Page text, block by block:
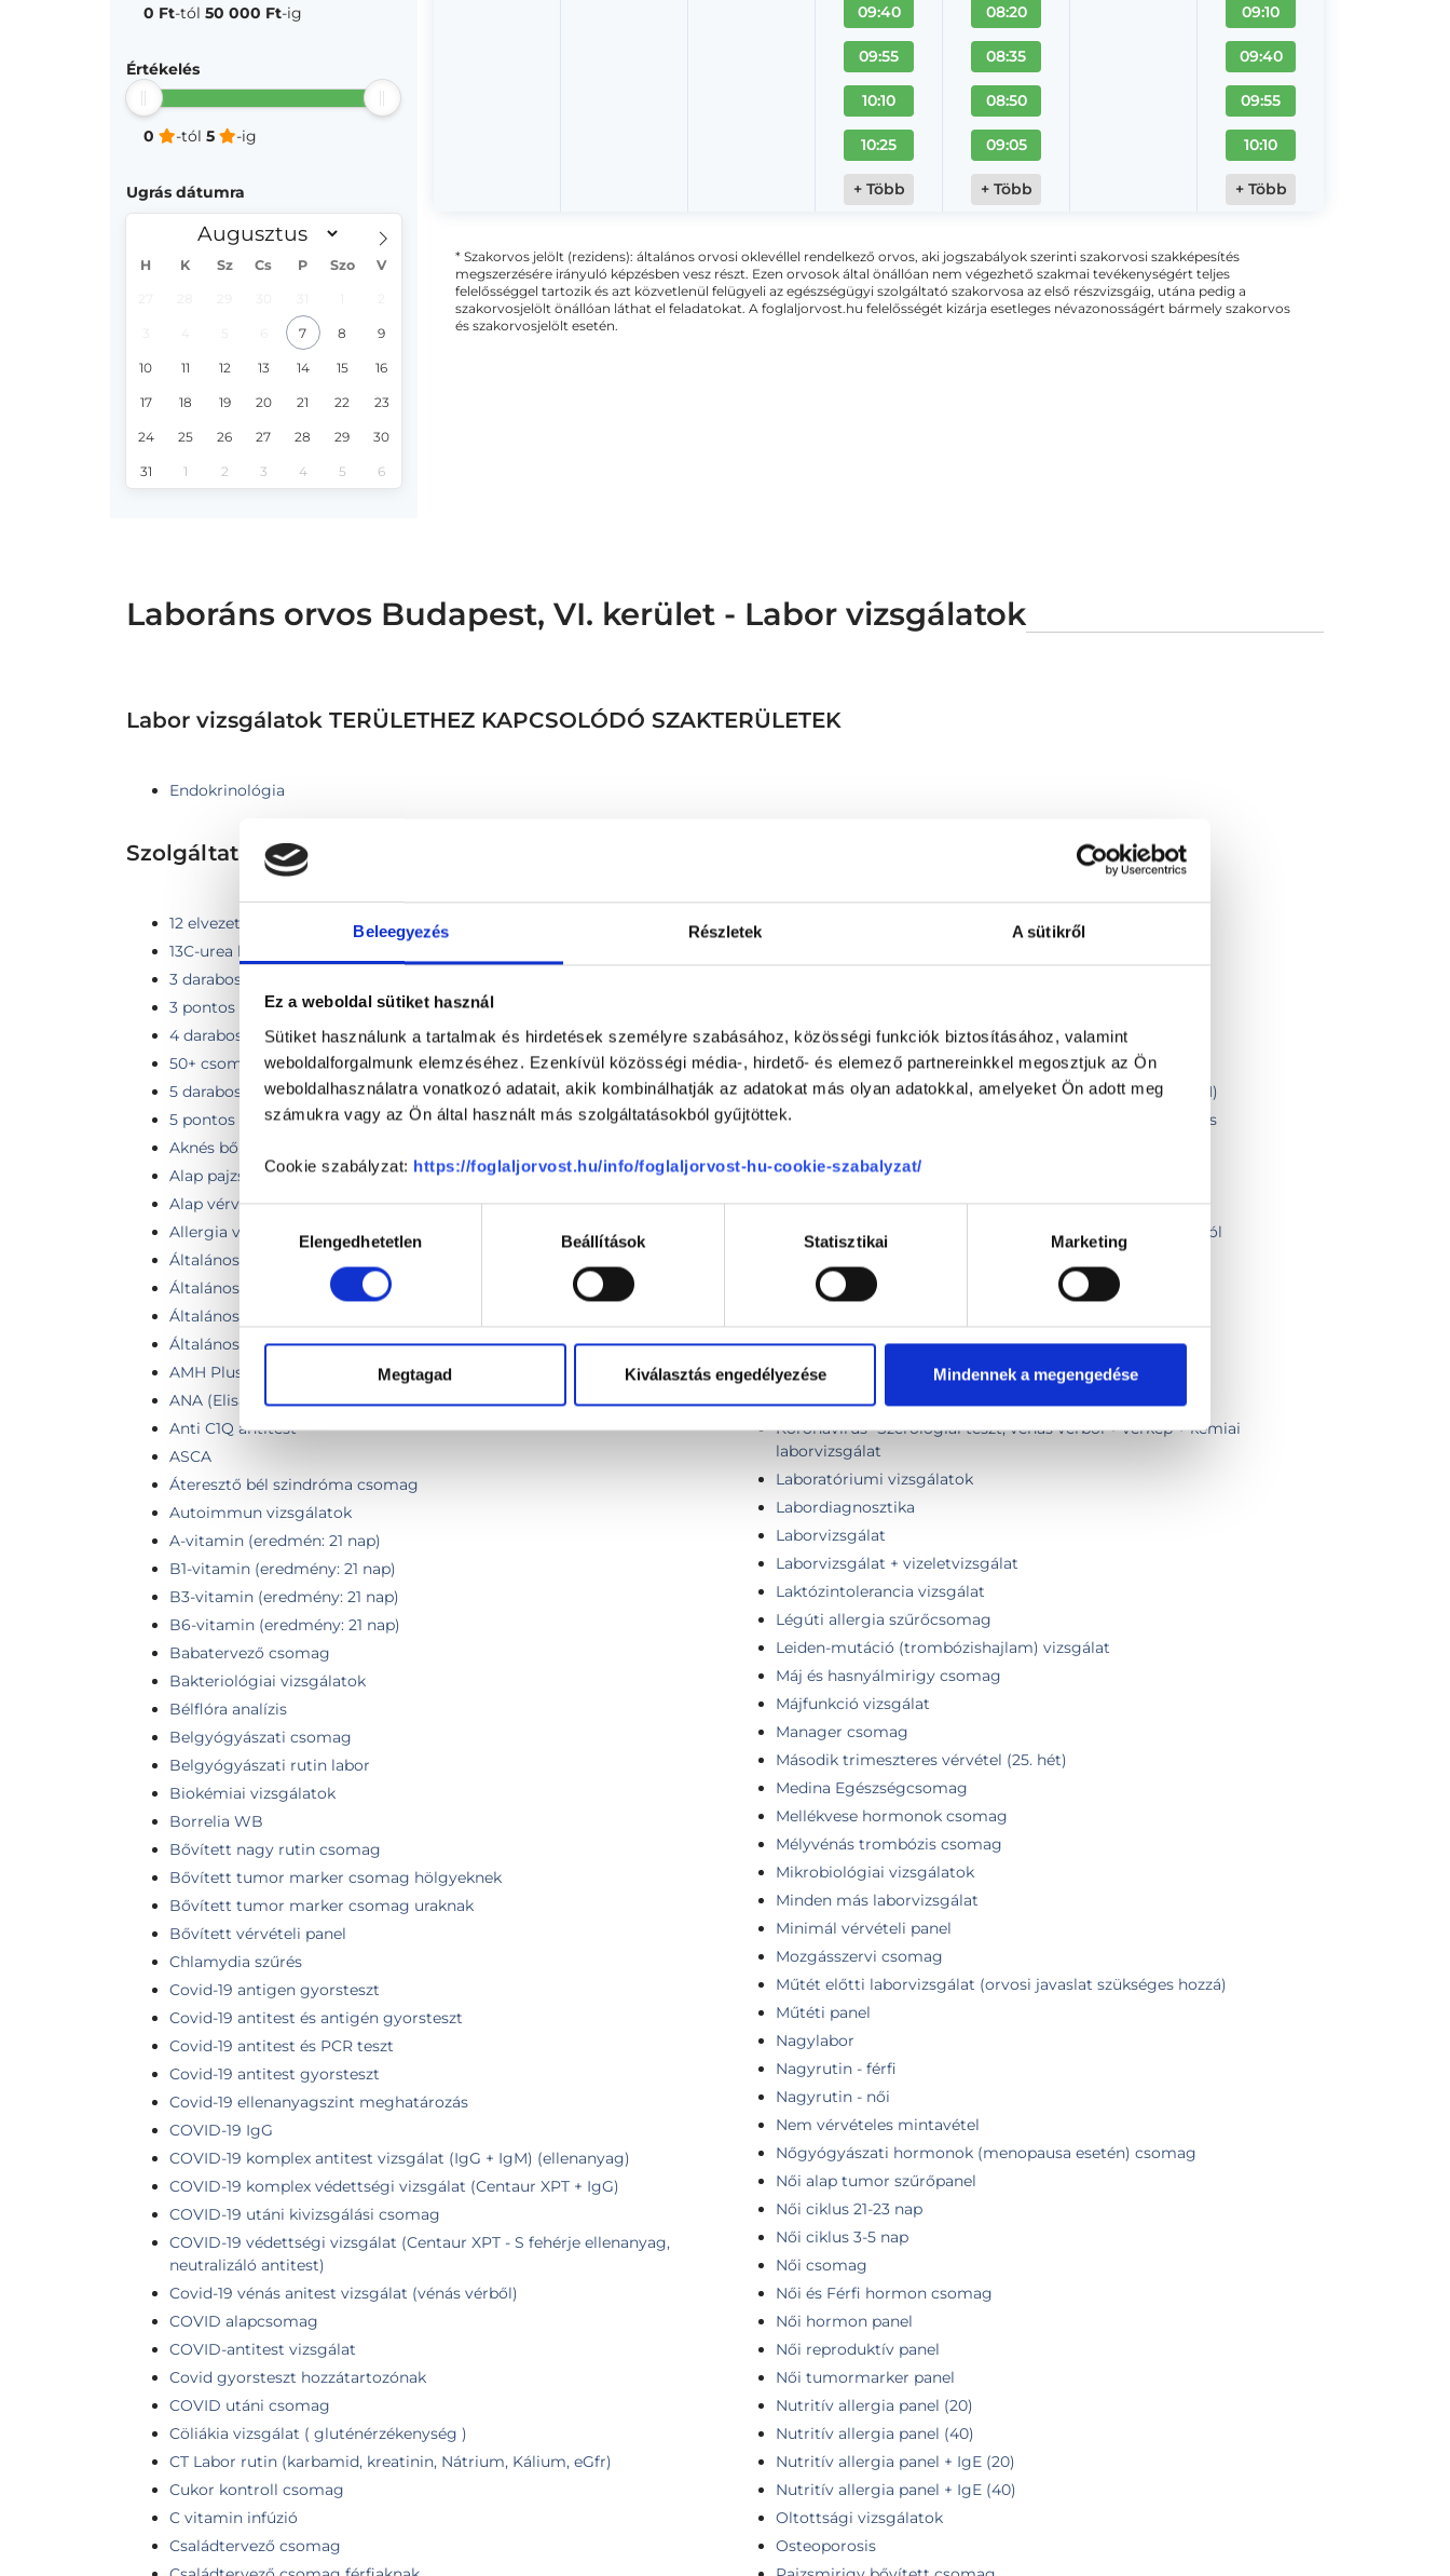
Beleegyezés Részletek A sütikről
Ez a weboldal sütiket használ
Sütiket használunk a tartalmak és hirdetések személyre szabásához, közösségi funkciók biztosításához, valamint
weboldalforgalmunk elemzéséhez. Ezenkívül közösségi média-, hirdető- és elemező partnereinkkel megosztjuk az Ön
weboldalhasználatra vonatkozó adatait, akik kombinálhatják az adatokat más olyan adatokkal, amelyeket Ön adott meg
számukra vagy az Ön által használt más szolgáltatásokból gyűjtöttek.
Cookie szabályzat: https://foglaljorvost.hu/info/foglaljorvost-hu-cookie-szabalyzat/
kiválasztásaElengedhetetlen Beállítások Statisztikai Marketing
Megtagad Kiválasztás engedélyezése Mindennek a megengedése
0 Ft-tól 50 000 Ft-ig
Értékelés
0 -tól 5 -ig
Ugrás dátumra
H K Sz Cs P Szo V
7 8 9
10 11 12 13 14 15 16
17 18 19 20 21 22 23
24 25 26 27 28 29 30
31 1 2 3 4 5 6
09:40
09:55
10:10
10:25
+ Több
08:20
08:35
08:50
09:05
+ Több
09:10
09:40
09:55
10:10
+ Több
* Szakorvos jelölt (rezidens): általános orvosi oklevéllel rendelkező orvos, aki jogszabályok szerinti szakorvosi szakképesítés
megszerzésére irányuló képzésben vesz részt. Ezen orvosok által önállóan nem végezhető szakmai tevékenységért teljes
felelősséggel tartozik és azt közvetlenül felügyeli az egészségügyi szolgáltató szakorvosa az első részvizsgáig, utána pedig a
szakorvosjelölt önállóan láthat el feladatokat. A foglaljorvost.hu felelősségét kizárja esetleges névazonosságért bármely szakorvos
és szakorvosjelölt esetén.
Laboráns orvos Budapest, VI. kerület - Labor vizsgálatok
Labor vizsgálatok TERÜLETHEZ KAPCSOLÓDÓ SZAKTERÜLETEK
Endokrinológia
Szolgáltatások
12 elvezetéses nyugalmi EKG
13C-urea kilégzési teszt (Helicobacter pylori fertőzés vizsgálata)
3 darabos hormon panel
3 pontos Cukor-Inzulinterhelés - 2 óra
4 darabos hormon panel
50+ csomag hölgyeknek
5 darabos hormon panel
5 pontos Cukor-Inzulin terhelés - 2 óra
Aknés bőr csomag
Alap pajzsmirigy csomag
Alap vérvételi panel
Allergia vizsgálatok
Általános kisrutin vizsgálat (vér és vizelet)
Általános közepes vizsgálat (vér és vizelet)
Általános laborvizsgálat
Általános nagyrutin vizsgálat (vér és vizelet)
AMH Plus
ANA (Elisa) + ENA szűrés (eredménykiadás: 7-9 nap)
Anti C1Q antitest
ASCA
Áteresztő bél szindróma csomag
Autoimmun vizsgálatok
A-vitamin (eredmén: 21 nap)
B1-vitamin (eredmény: 21 nap)
B3-vitamin (eredmény: 21 nap)
B6-vitamin (eredmény: 21 nap)
Babatervező csomag
Bakteriológiai vizsgálatok
Bélflóra analízis
Belgyógyászati csomag
Belgyógyászati rutin labor
Biokémiai vizsgálatok
Borrelia WB
Bővített nagy rutin csomag
Bővített tumor marker csomag hölgyeknek
Bővített tumor marker csomag uraknak
Bővített vérvételi panel
Chlamydia szűrés
Covid-19 antigen gyorsteszt
Covid-19 antitest és antigén gyorsteszt
Covid-19 antitest és PCR teszt
Covid-19 antitest gyorsteszt
Covid-19 ellenanyagszint meghatározás
COVID-19 IgG
COVID-19 komplex antitest vizsgálat (IgG + IgM) (ellenanyag)
COVID-19 komplex védettségi vizsgálat (Centaur XPT + IgG)
COVID-19 utáni kivizsgálási csomag
COVID-19 védettségi vizsgálat (Centaur XPT - S fehérje ellenanyag,
neutralizáló antitest)
Covid-19 vénás anitest vizsgálat (vénás vérből)
COVID alapcsomag
COVID-antitest vizsgálat
Covid gyorsteszt hozzátartozónak
COVID utáni csomag
Cöliákia vizsgálat ( gluténérzékenység )
CT Labor rutin (karbamid, kreatinin, Nátrium, Kálium, eGfr)
Cukor kontroll csomag
C vitamin infúzió
Családtervező csomag
Kardiológiai, neurológiai csomag
Kislabor
Kiterjesztett általános szűrő panel
Kombinált széklet (CSAK VIDEOTON, ALPHAVET, NELSON)
Komplex laborcsomag és 3 pontos cukor + inzulin terhelés
Komplex széklet szűrőcsomag
Koronavírus - Antigén gyorsteszt, garatból vett mintából
Koronavírus- Antigén gyorsteszt, orrnyálkahártya mintából
Koronavírus- PCR teszt
Koronavírussal kapcsolatos vizsgalatok
Koronavírus - Szerológiai gyorsteszt, ujjbegyvérből
Koronavírus- Szerológiai gyorsteszt, vénás vérből
Koronavírus- Szerológiai teszt, vénás vérből + vérkép + kémiai
laborvizsgálat
Laboratóriumi vizsgálatok
Labordiagnosztika
Laborvizsgálat
Laborvizsgálat + vizeletvizsgálat
Laktózintolerancia vizsgálat
Légúti allergia szűrőcsomag
Leiden-mutáció (trombózishajlam) vizsgálat
Máj és hasnyálmirigy csomag
Májfunkció vizsgálat
Manager csomag
Második trimeszteres vérvétel (25. hét)
Medina Egészségcsomag
Mellékvese hormonok csomag
Mélyvénás trombózis csomag
Mikrobiológiai vizsgálatok
Minden más laborvizsgálat
Minimál vérvételi panel
Mozgásszervi csomag
Műtét előtti laborvizsgálat (orvosi javaslat szükséges hozzá)
Műtéti panel
Nagylabor
Nagyrutin - férfi
Nagyrutin - női
Nem vérvételes mintavétel
Nőgyógyászati hormonok (menopausa esetén) csomag
Női alap tumor szűrőpanel
Női ciklus 21-23 nap
Női ciklus 3-5 nap
Női csomag
Női és Férfi hormon csomag
Női hormon panel
Női reproduktív panel
Női tumormarker panel
Nutritív allergia panel (20)
Nutritív allergia panel (40)
Nutritív allergia panel + IgE (20)
Nutritív allergia panel + IgE (40)
Oltottsági vizsgálatok
Osteoporosis